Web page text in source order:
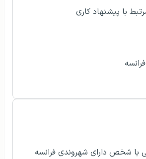
با پیشنهاد کاری
با شخص دارای شهروندی فرانسه